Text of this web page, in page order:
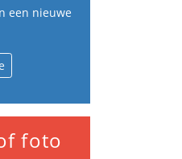
een nieuwe
foto